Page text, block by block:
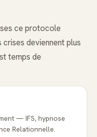
ce protocole
deviennent plus
temps de
— IFS, hypnose
Relationnelle.